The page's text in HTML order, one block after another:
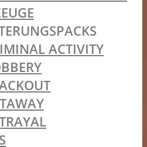
ACTIVITY